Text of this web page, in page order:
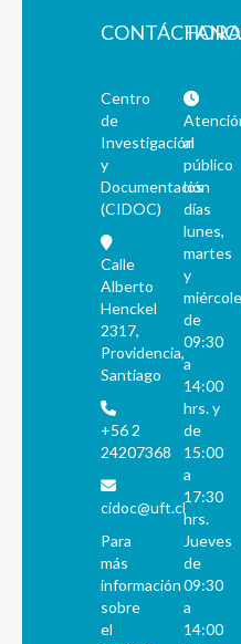
Centro
de
Investigación
y
Documentación
(CIDOC)
Calle
Alberto
Henckel
2317,
Providencia,
Santiago
+56 2
24207368
cidoc@uft.cl
Para
más
información
sobre
el
al
público
los
días
lunes,
martes
y
de
09:30
a
14:00
hrs. y
de
15:00
a
17:30
hrs.
Jueves
de
09:30
a
14:00